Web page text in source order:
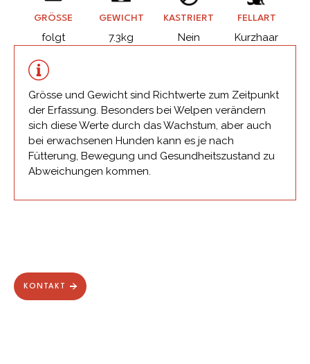
GRÖSSE
folgt
GEWICHT
7.3kg
KASTRIERT
Nein
FELLART
Kurzhaar
Grösse und Gewicht sind Richtwerte zum Zeitpunkt
der Erfassung. Besonders bei Welpen verändern
sich diese Werte durch das Wachstum, aber auch
bei erwachsenen Hunden kann es je nach
Fütterung, Bewegung und Gesundheitszustand zu
Abweichungen kommen.
KONTAKT